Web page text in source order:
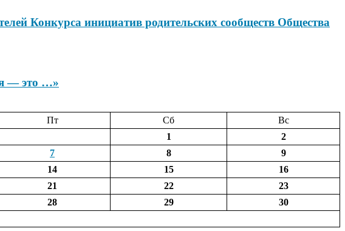
Конкурса инициатив родительских сообществ Общества
— это …»
Пт Сб
Вс
1
2
7 8
9
14 15
16
21 22
23
28 29
30